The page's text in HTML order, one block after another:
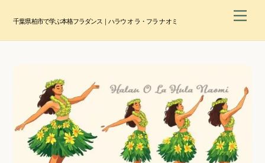
千葉県柏市で学ぶ本格フラダンス｜ハラウ オ ラ・フラ ナオミ